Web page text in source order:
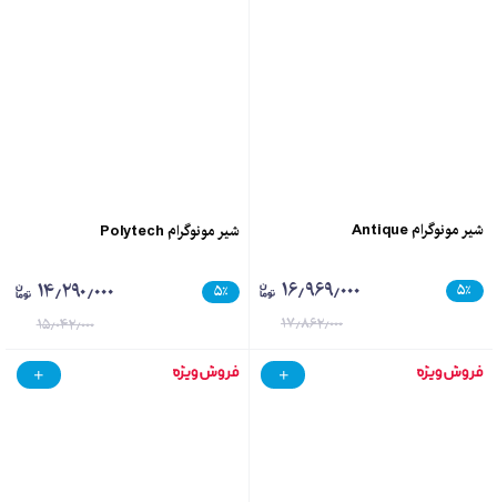
شیر مونوگرام Antique
۵٪ ۱۶٫۹۶۹٫۰۰۰
۱۷٫۸۶۲٫۰۰۰
شیر مونوگرام Polytech
۵٪ ۱۴٫۲۹۰٫۰۰۰
۱۵٫۰۴۲٫۰۰۰